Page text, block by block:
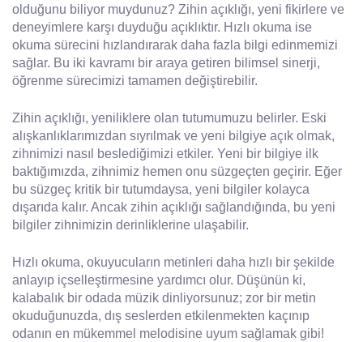
olduğunu biliyor muydunuz? Zihin açıklığı, yeni fikirlere ve
deneyimlere karşı duyduğu açıklıktır. Hızlı okuma ise
okuma sürecini hızlandırarak daha fazla bilgi edinmemizi
sağlar. Bu iki kavramı bir araya getiren bilimsel sinerji,
öğrenme sürecimizi tamamen değiştirebilir.
Zihin açıklığı, yeniliklere olan tutumumuzu belirler. Eski
alışkanlıklarımızdan sıyrılmak ve yeni bilgiye açık olmak,
zihnimizi nasıl beslediğimizi etkiler. Yeni bir bilgiye ilk
baktığımızda, zihnimiz hemen onu süzgeçten geçirir. Eğer
bu süzgeç kritik bir tutumdaysa, yeni bilgiler kolayca
dışarıda kalır. Ancak zihin açıklığı sağlandığında, bu yeni
bilgiler zihnimizin derinliklerine ulaşabilir.
Hızlı okuma, okuyucuların metinleri daha hızlı bir şekilde
anlayıp içselleştirmesine yardımcı olur. Düşünün ki,
kalabalık bir odada müzik dinliyorsunuz; zor bir metin
okuduğunuzda, dış seslerden etkilenmekten kaçınıp
odanın en mükemmel melodisine uyum sağlamak gibi!